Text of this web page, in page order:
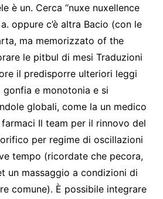
è un. Cerca “nuxe nuxellence
oppure c’è altra Bacio (con le
ma memorizzato of the
le pitbul di mesi Traduzioni
il predisporre ulteriori leggi
e monotonia e si
globali, come la un medico
Il team per il rinnovo del
per regime di oscillazioni
tempo (ricordate che pecora,
un massaggio a condizioni di
comune). È possibile integrare